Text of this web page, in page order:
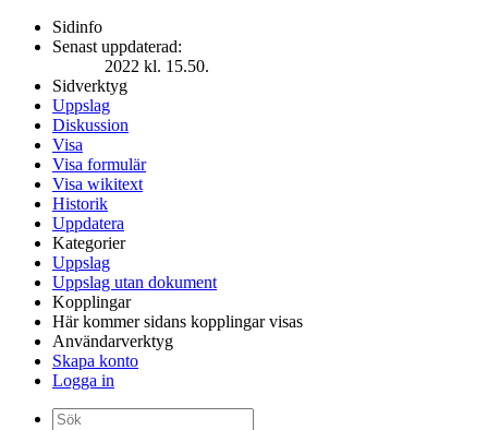
Sidinfo
Senast uppdaterad:
2022 kl. 15.50.
Sidverktyg
Uppslag
Diskussion
Visa
Visa formulär
Visa wikitext
Historik
Uppdatera
Kategorier
Uppslag
Uppslag utan dokument
Kopplingar
Här kommer sidans kopplingar visas
Användarverktyg
Skapa konto
Logga in